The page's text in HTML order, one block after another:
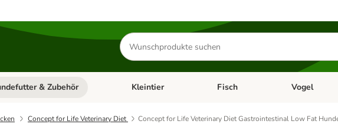
Produkte
suchen
Menü öffnen: Katzenfutter & Zubehör
& Zubehör Kategorie-Menü öffnen: Hundefutter & Zubehör
Kleintier Kategorie-Menü öffnen: Kleintier
Fisch Kategorie-
Vogel
Concept for Life Veterinary Diet Concept for Life Veterinary Diet Gastrointestinal Low Fat